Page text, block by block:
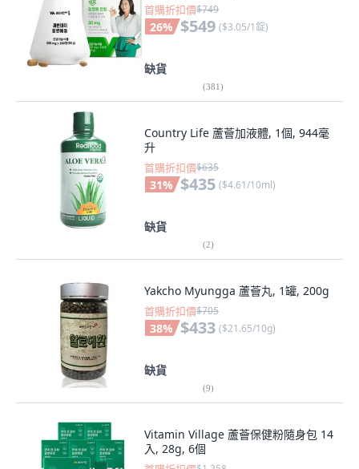
首購折扣價$749
26% $549 ($3.05/1錠)
缺貨
(381)
Country Life 蘆薈加液體, 1個, 944毫
升
首購折扣價$635
31% $435 ($4.61/10ml)
缺貨
(2)
Yakcho Myungga 蘆薈丸, 1罐, 200g
首購折扣價$705
38% $433 ($21.65/10g)
缺貨
(9)
Vitamin Village 蘆薈保健粉隨身包 14
入, 28g, 6個